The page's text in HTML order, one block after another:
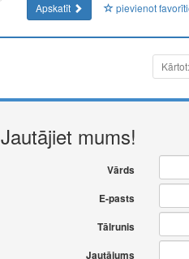
Apskatīt
pievienot
Kārtot:
Jautājiet mums!
Vārds
E-pasts
Tālrunis
Jautājums